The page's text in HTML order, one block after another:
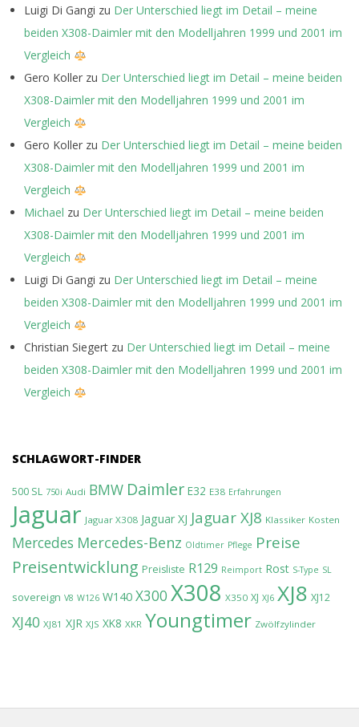
Luigi Di Gangi zu Der Unterschied liegt im Detail – meine
beiden X308-Daimler mit den Modelljahren 1999 und 2001 im
Vergleich
Gero Koller zu Der Unterschied liegt im Detail – meine beiden
X308-Daimler mit den Modelljahren 1999 und 2001 im
Vergleich
Gero Koller zu Der Unterschied liegt im Detail – meine beiden
X308-Daimler mit den Modelljahren 1999 und 2001 im
Vergleich
Michael zu Der Unterschied liegt im Detail – meine beiden
X308-Daimler mit den Modelljahren 1999 und 2001 im
Vergleich
Luigi Di Gangi zu Der Unterschied liegt im Detail – meine
beiden X308-Daimler mit den Modelljahren 1999 und 2001 im
Vergleich
Christian Siegert zu Der Unterschied liegt im Detail – meine
beiden X308-Daimler mit den Modelljahren 1999 und 2001 im
Vergleich
SCHLAGWORT-FINDER
500 SL 750i Audi BMW Daimler E32 E38 Erfahrungen
Jaguar Jaguar X308 Jaguar XJ Jaguar XJ8 Klassiker Kosten
Mercedes Mercedes-Benz Oldtimer Pflege Preise
Preisentwicklung Preisliste R129 Reimport Rost S-Type SL
sovereign V8 W126 W140 X300 X308 X350 XJ XJ6 XJ8 XJ12
XJ40 XJ81 XJR XJS XK8 XKR Youngtimer Zwölfzylinder